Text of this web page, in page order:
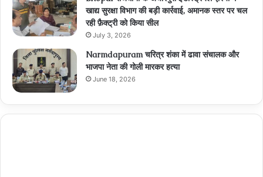
खाद्य सुरक्षा विभाग की बड़ी कार्रवाई, अमानक स्तर पर चल
रही फ़ैक्ट्री को किया सील
July 3, 2026
Narmdapuram चरित्र शंका में ढावा संचालक और
भाजपा नेता की गोली मारकर हत्या
June 18, 2026